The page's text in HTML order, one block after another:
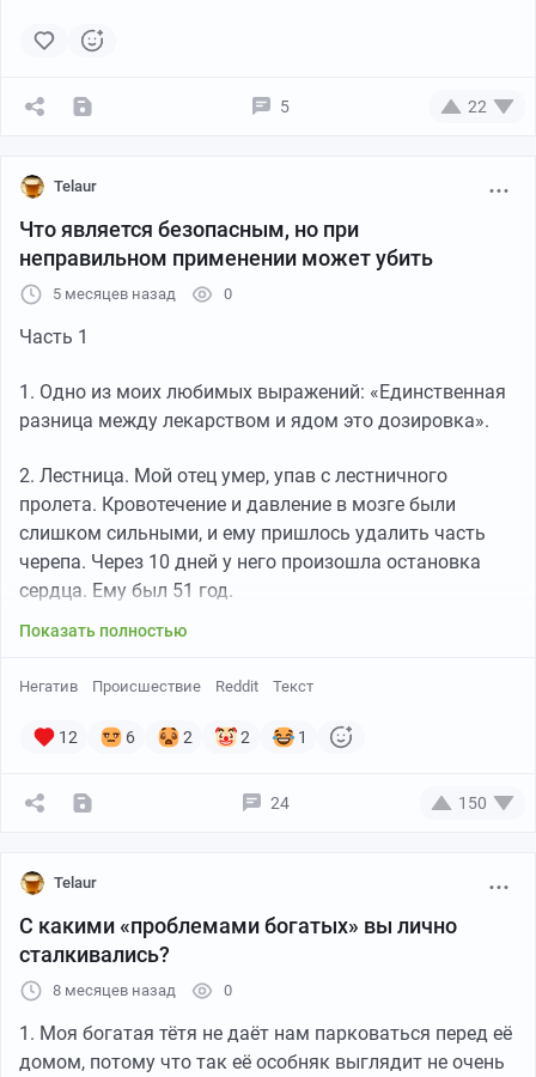
5 22
Telaur
Что является безопасным, но при
неправильном применении может убить
5 месяцев назад 0
Часть 1
1. Одно из моих любимых выражений: «Единственная
разница между лекарством и ядом это дозировка».
2. Лестница. Мой отец умер, упав с лестничного
пролета. Кровотечение и давление в мозге были
слишком сильными, и ему пришлось удалить часть
черепа. Через 10 дней у него произошла остановка
сердца. Ему был 51 год.
Показать полностью
Негатив Происшествие Reddit Текст
12 6 2 2 1
24 150
Telaur
С какими «проблемами богатых» вы лично
сталкивались?
8 месяцев назад 0
1. Моя богатая тётя не даёт нам парковаться перед её
домом, потому что так её особняк выглядит не очень